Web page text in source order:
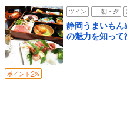
ツイン 朝・夕
静岡うまいもん
の魅力を知って
ポイント 2%